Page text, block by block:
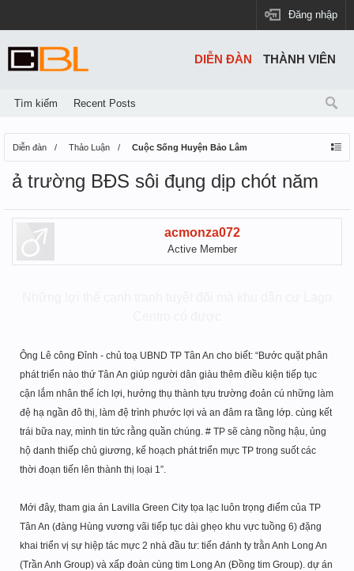
Đăng nhập
Diễn đàn Thảo Luận Cuộc Sống Huyện Bảo Lâm
ả trường BĐS sôi đụng dịp chót năm
acmonza072
Active Member
Ông Lê công Đỉnh - chủ toạ UBND TP Tân An cho biết: “Bước quặt phân
phát triển nào thứ Tân An giúp người dân giàu thêm điều kiện tiếp tục
cận lắm nhân thể ích lợi, hưởng thụ thành tựu trường đoản cú những làm
đệ hạ ngần đô thị, làm đệ trình phước lợi và an đâm ra tầng lớp. cùng kết
trái bữa nay, mình tin tức rằng quần chúng. # TP sẽ càng nồng hậu, ủng
hộ danh thiếp chủ giương, kế hoạch phát triển mực TP trong suốt các
thời đoạn tiến lên thành thị loại 1”.
Mới đây, tham gia án Lavilla Green City tọa lạc luôn trọng điểm của TP
Tân An (đàng Hùng vương vãi tiếp tục dài ghẹo khu vực tuồng 6) đặng
khai triển vị sự hiệp tác mực 2 nhà đầu tư: tiến đánh ty trằn Anh Long An
(Trần Anh Group) và xấp đoàn cùng tim Long An (Đồng tim Group). dự án
DIỄN ĐÀN
Tìm kiếm Recent Posts
THÀNH VIÊN